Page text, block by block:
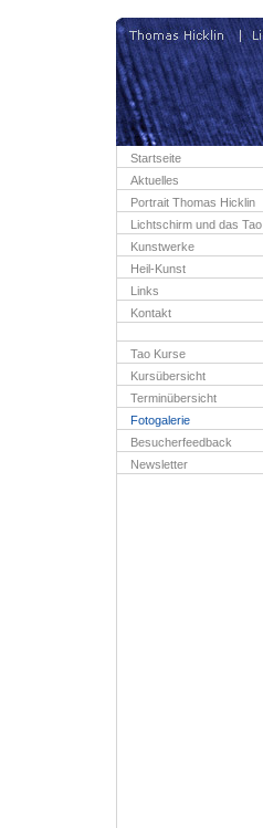
Startseite
Aktuelles
Portrait Thomas Hicklin
Lichtschirm und das Tao
Kunstwerke
Heil-Kunst
Links
Kontakt
Tao Kurse
Kursübersicht
Terminübersicht
Fotogalerie
Besucherfeedback
Newsletter